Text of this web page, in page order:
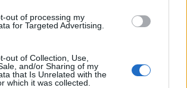
out of processing my
for Targeted Advertising.
out of Collection, Use,
and/or Sharing of my
that Is Unrelated with the
which it was collected.